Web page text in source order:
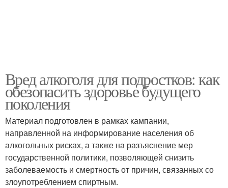
Вред алкоголя для подростков: как
обезопасить здоровье будущего
поколения
Материал подготовлен в рамках кампании,
направленной на информирование населения об
алкогольных рисках, а также на разъяснение мер
государственной политики, позволяющей снизить
заболеваемость и смертность от причин, связанных со
злоупотреблением спиртным.